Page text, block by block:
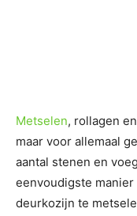
Metselen, rollagen
maar voor allemaal
aantal stenen en
eenvoudigste
deurkozijn te